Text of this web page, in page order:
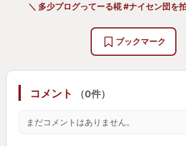
＼ 多少プログってーる椛 #ナイセン団を
ブックマーク
コメント （0件）
まだコメントはありません。